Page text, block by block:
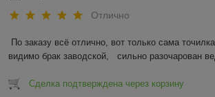
Отлично
По заказу всё отлично, вот только сама
видимо брак заводской,   сильно разочарован
Сделка подтверждена через корзину